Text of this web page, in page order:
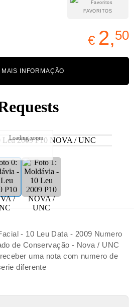
FAVORITOS
€ 2,50
MAIS INFORMAÇÃO
Loading zoom
- 10 Leu Data - 2009 Numero
de Conservação - Nova / UNC
uma nota com numero de
diferente